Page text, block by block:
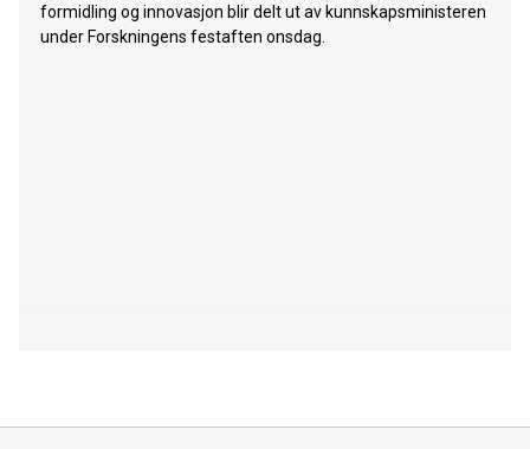
formidling og innovasjon blir delt ut av kunnskapsministeren
under Forskningens festaften onsdag.